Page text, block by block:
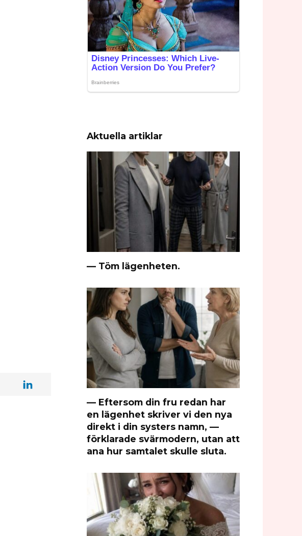
Aktuella artiklar
— Töm lägenheten.
— Eftersom din fru redan har
en lägenhet skriver vi den nya
direkt i din systers namn, —
förklarade svärmodern, utan att
ana hur samtalet skulle sluta.